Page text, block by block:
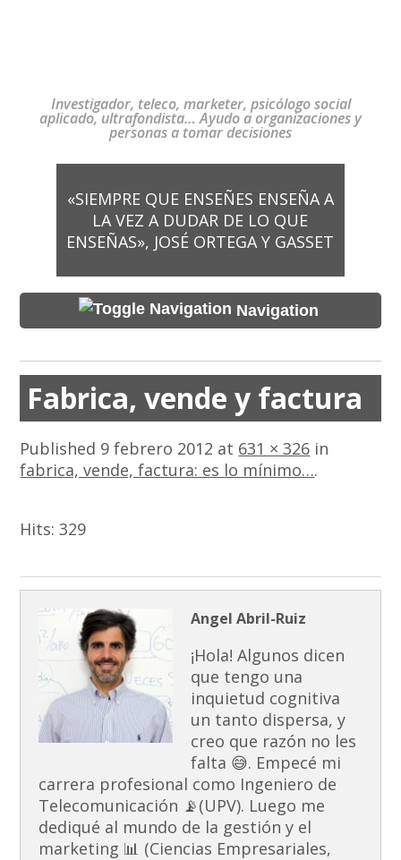
Investigador, teleco, marketer, psicólogo social
aplicado, ultrafondista… Ayudo a organizaciones y
personas a tomar decisiones
«SIEMPRE QUE ENSEÑES ENSEÑA A
LA VEZ A DUDAR DE LO QUE
ENSEÑAS», JOSÉ ORTEGA Y GASSET
Navigation
Fabrica, vende y factura
Published 9 febrero 2012 at 631 × 326 in
fabrica, vende, factura: es lo mínimo….
Hits: 329
Angel Abril-Ruiz
¡Hola! Algunos dicen
que tengo una
inquietud cognitiva
un tanto dispersa, y
creo que razón no les
falta 😅. Empecé mi
carrera profesional como Ingeniero de
Telecomunicación 📡(UPV). Luego me
dediqué al mundo de la gestión y el
marketing 📊 (Ciencias Empresariales,